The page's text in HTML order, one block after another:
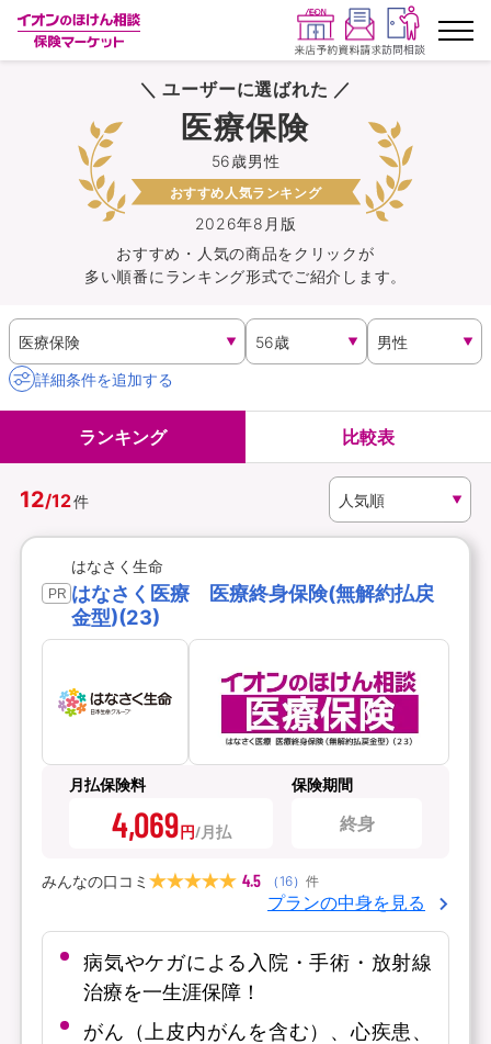
ランキングから探す
保険を比較する
保険会社から探す
イオンカード会員さま専用保険
キャンペーン一覧
イオングループ従業員さま向け
イオンカード会員さま専用保険
＼ ユーザーに選ばれた ／
2026年8月版
56歳男性
医療保険
おすすめ人気ランキング
おすすめ・人気の商品をクリックが
多い順番にランキング形式でご紹介します。
詳細条件を追加する
ランキング 比較表
12/12件
PR
はなさく生命
はなさく医療 医療終身保険(無解約払戻
金型)(23)
月払保険料
4,069円
保険期間
終身
みんなの口コミ 4.5 （ 16） 件
プランの中身を見る
病気やケガによる入院・手術・放射線
治療を一生涯保障！
がん（上皮内がんを含む）、心疾患、